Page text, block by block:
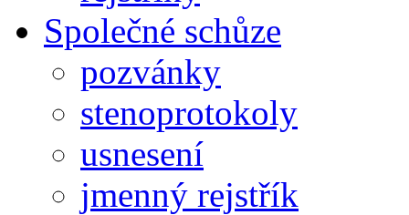
Společné schůze
pozvánky
stenoprotokoly
usnesení
jmenný rejstřík